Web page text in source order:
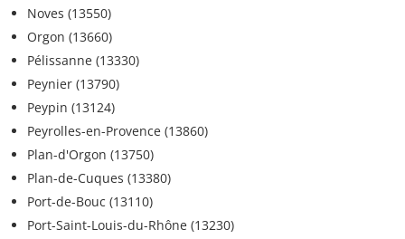
Noves (13550)
Orgon (13660)
Pélissanne (13330)
Peynier (13790)
Peypin (13124)
Peyrolles-en-Provence (13860)
Plan-d'Orgon (13750)
Plan-de-Cuques (13380)
Port-de-Bouc (13110)
Port-Saint-Louis-du-Rhône (13230)